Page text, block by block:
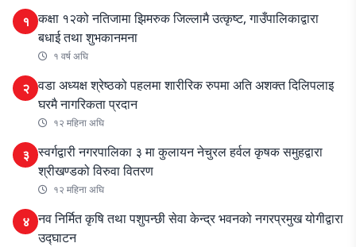
१ कक्षा १२को नतिजामा झिमरुक जिल्लामै उत्कृष्ट, गाउँपालिकाद्वारा
बधाई तथा शुभकानमना
१ वर्ष अघि
२ वडा अध्यक्ष श्रेष्ठको पहलमा शारीरिक रुपमा अति अशक्त दिलिपलाइ
घरमै नागरिकता प्रदान
१२ महिना अघि
३ स्वर्गद्वारी नगरपालिका ३ मा कुलायन नेचुरल हर्वल कृषक समुहद्वारा
श्रीखण्डको विरुवा वितरण
१२ महिना अघि
४ नव निर्मित कृषि तथा पशुपन्छी सेवा केन्द्र भवनको नगरप्रमुख योगीद्वारा
उद्घाटन